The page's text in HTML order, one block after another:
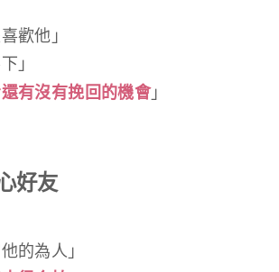
歡他」
」
有沒有挽回的機會」
好友
的為人」